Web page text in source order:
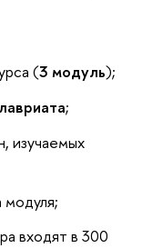
(3 модуль);
;
изучаемых
модуля;
входят в 300